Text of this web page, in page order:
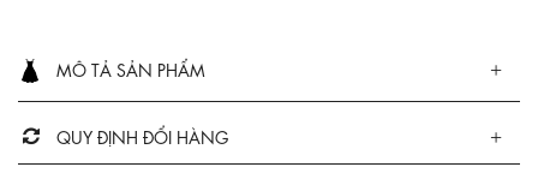
MÔ TẢ SẢN PHẨM
QUY ĐỊNH ĐỔI HÀNG